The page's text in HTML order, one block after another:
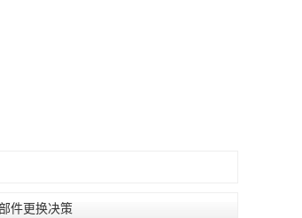
件更换决策